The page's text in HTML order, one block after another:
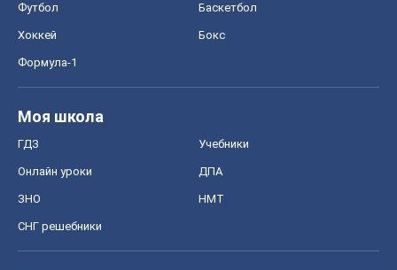
Футбол Баскетбол
Хоккей Бокс
Формула-1
Моя школа
ГДЗ Учебники
Онлайн уроки ДПА
ЗНО НМТ
СНГ решебники